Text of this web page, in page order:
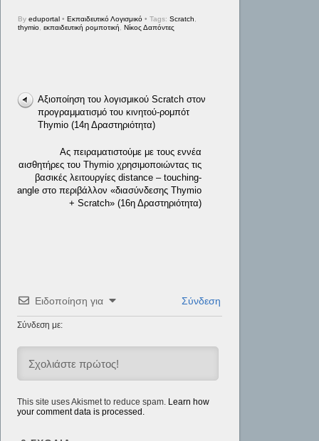
Byeduportal • Εκπαιδευτικό Λογισμικό • Tags:Scratch
thymio ,εκπαιδευτική ρομποτική ,Νίκος Δαπόντες
Αξιοποίηση του λογισμικού Scratch στον
προγραμματισμό του κινητού-ρομπότ
Thymio (14η Δραστηριότητα)
Ας πειραματιστούμε με τους εννέα
αισθητήρες του Thymio χρησιμοποιώντας τις
βασικές λειτουργίες distance – touching-
angle στο περιβάλλον «διασύνδεσης Thymio
+ Scratch» (16η Δραστηριότητα)
Ειδοποίηση για Σύνδεση
Σύνδεση με:
This site uses Akismet to reduce spam. Learn how
your comment data is processed.